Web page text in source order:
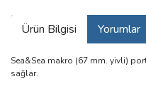
Ürün Bilgisi Yorumlar
Sea&Sea makro (67 mm. yivli)
sağlar.